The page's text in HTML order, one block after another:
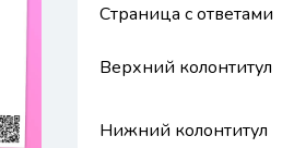
Страница с ответами
Верхний колонтитул
Нижний колонтитул